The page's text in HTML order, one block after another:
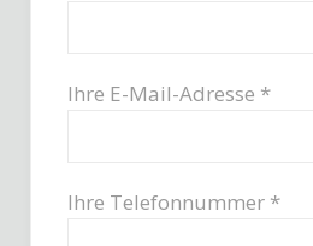
Ihre E-Mail-Adresse *
Ihre Telefonnummer *